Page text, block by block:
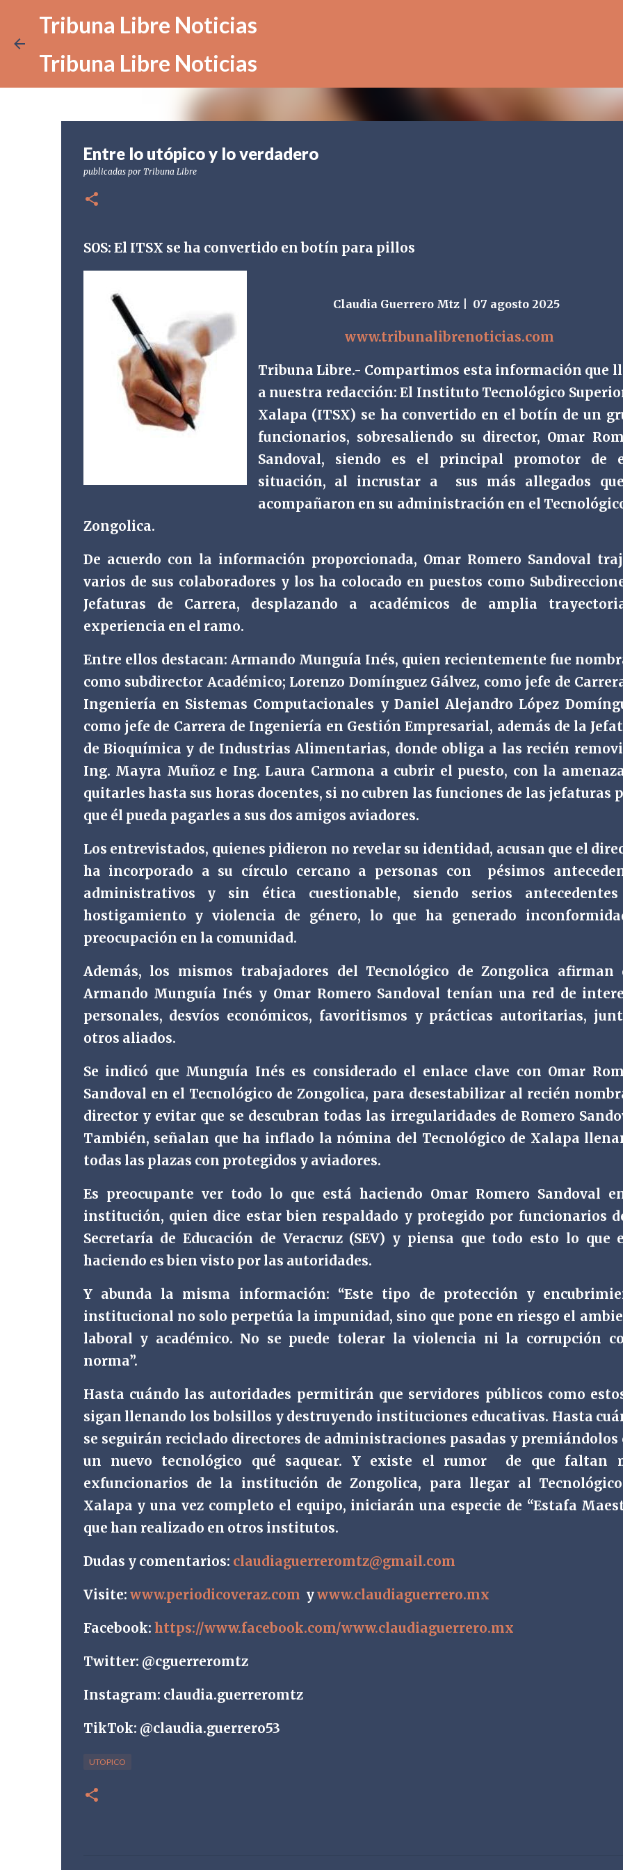
Tribuna Libre Noticias
Tribuna Libre Noticias
Entre lo utópico y lo verdadero
publicadas por Tribuna Libre
SOS: El ITSX se ha convertido en botín para pillos
Claudia Guerrero Mtz | 07 agosto 2025
www.tribunalibrenoticias.com
Tribuna Libre.- Compartimos esta información que
a nuestra redacción: El Instituto Tecnológico
Xalapa (ITSX) se ha convertido en el botín de un
funcionarios, sobresaliendo su director, Omar
Sandoval, siendo es el principal promotor de
situación, al incrustar a
sus más allegados
acompañaron en su administración en el
Zongolica.
De acuerdo con la información proporcionada, Omar Romero Sandoval
varios de sus colaboradores y los ha colocado en puestos como
Jefaturas de Carrera, desplazando a académicos de amplia
experiencia en el ramo.
Entre ellos destacan: Armando Munguía Inés, quien recientemente fue
como subdirector Académico; Lorenzo Domínguez Gálvez‎, como jefe de
Ingeniería en Sistemas Computacionales y Daniel Alejandro López
como jefe de Carrera de Ingeniería en Gestión Empresarial, además de la
de Bioquímica y de Industrias Alimentarias, donde obliga a las recién
Ing. Mayra Muñoz e Ing. Laura Carmona a cubrir el puesto, con la
quitarles hasta sus horas docentes, si no cubren las funciones de las jefaturas
que él pueda pagarles a sus dos amigos aviadores.
Los entrevistados, quienes pidieron no revelar su identidad, acusan que el
ha incorporado a su círculo cercano a personas con
pésimos
administrativos y sin ética cuestionable, siendo serios
hostigamiento y violencia de género, lo que ha generado
preocupación en la comunidad.
Además, los mismos trabajadores del Tecnológico de Zongolica afirman
Armando Munguía Inés y Omar Romero Sandoval tenían una red de
personales, desvíos económicos, favoritismos y prácticas autoritarias,
otros aliados.
Se indicó que Munguía Inés es considerado el enlace clave con Omar
Sandoval en el Tecnológico de Zongolica, para desestabilizar al recién
director y evitar que se descubran todas las irregularidades de Romero
También, señalan que ha inflado la nómina del Tecnológico de Xalapa
todas las plazas con protegidos y aviadores.
Es preocupante ver todo lo que está haciendo Omar Romero Sandoval
institución, quien dice estar bien respaldado y protegido por funcionarios
Secretaría de Educación de Veracruz (SEV) y piensa que todo esto lo que
haciendo es bien visto por las autoridades.
Y abunda la misma información: “Este tipo de protección y
institucional no solo perpetúa la impunidad, sino que pone en riesgo el
laboral y académico. No se puede tolerar la violencia ni la corrupción
norma”.
Hasta cuándo las autoridades permitirán que servidores públicos como
sigan llenando los bolsillos y destruyendo instituciones educativas. Hasta
se seguirán reciclado directores de administraciones pasadas y premiándolos
un nuevo tecnológico qué saquear. Y existe el rumor
de que faltan
exfuncionarios de la institución de Zongolica, para llegar al
Xalapa y una vez completo el equipo, iniciarán una especie de “Estafa
que han realizado en otros institutos.
Dudas y comentarios: claudiaguerreromtz@gmail.com
Visite: www.periodicoveraz.com ywww.claudiaguerrero.mx
Facebook: https://www.facebook.com/www.claudiaguerrero.mx
Twitter: @cguerreromtz
Instagram: claudia.guerreromtz
TikTok: @claudia.guerrero53
UTOPICO